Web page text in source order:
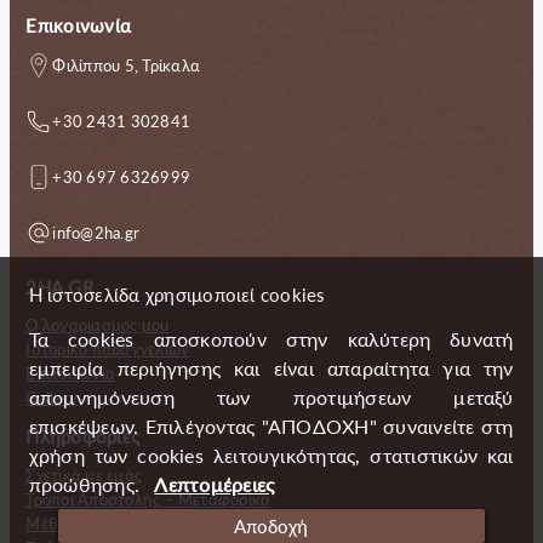
Επικοινωνία
Φιλίππου 5, Τρίκαλα
+30 2431 302841
+30 697 6326999
info@2ha.gr
2HA.GR
Ο λογαριασμός μου
Ιστορικό παραγγελιών
Επικοινωνία
Gallery
Πληροφορίες
Σχετικά με εμάς
Τρόποι Αποστολής – Μεταφορικά
Μέθοδοι πληρωμής
Η ιστοσελίδα χρησιμοποιεί cookies
Τα cookies αποσκοπούν στην καλύτερη δυνατή
εμπειρία περιήγησης και είναι απαραίτητα για την
απομνημόνευση των προτιμήσεων μεταξύ
επισκέψεων. Επιλέγοντας "ΑΠΟΔΟΧΗ" συναινείτε στη
χρήση των cookies λειτουγικότητας, στατιστικών και
προώθησης.
Λεπτομέρειες
Αποδοχή